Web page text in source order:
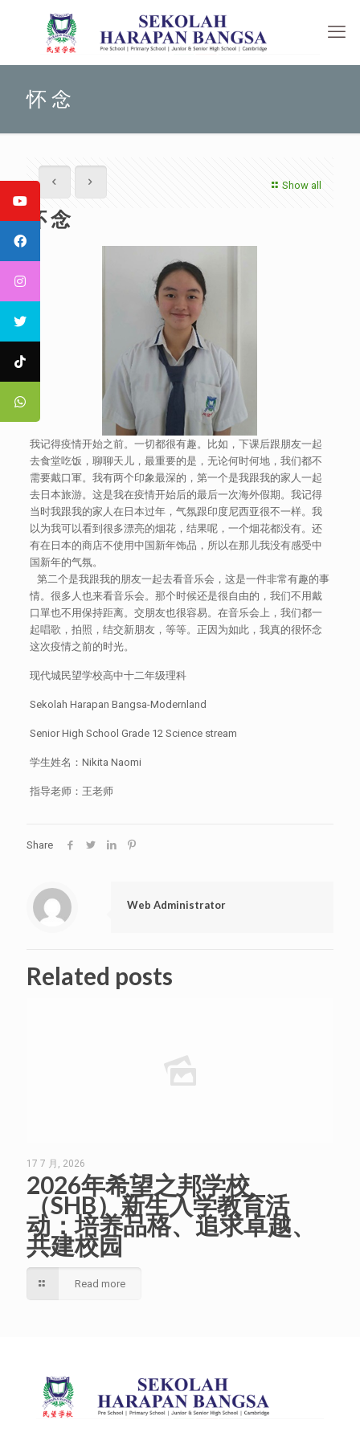
怀 念
Show all
怀 念
我记得疫情开始之前。一切都很有趣。比如，下课后跟朋友一起
去食堂吃饭，聊聊天儿，最重要的是，无论何时何地，我们都不
需要戴口軍。我有两个印象最深的，第一个是我跟我的家人一起
去日本旅游。这是我在疫情开始后的最后一次海外假期。我记得
当时我跟我的家人在日本过年，气氛跟印度尼西亚很不一样。我
以为我可以看到很多漂亮的烟花，结果呢，一个烟花都没有。还
有在日本的商店不使用中国新年饰品，所以在那儿我没有感受中
国新年的气氛。
第二个是我跟我的朋友一起去看音乐会，这是一件非常有趣的事
情。很多人也来看音乐会。那个时候还是很自由的，我们不用戴
口單也不用保持距离。交朋友也很容易。在音乐会上，我们都一
起唱歌，拍照，结交新朋友，等等。正因为如此，我真的很怀念
这次疫情之前的时光。
现代城民望学校高中十二年级理科
Sekolah Harapan Bangsa-Modernland
Senior High School Grade 12 Science stream
学生姓名：Nikita Naomi
指导老师：王老师
Share
Web Administrator
Related posts
17 7 月, 2026
2026年希望之邦学校
（SHB）新生入学教育活
动：培养品格、追求卓越、
共建校园
Read more